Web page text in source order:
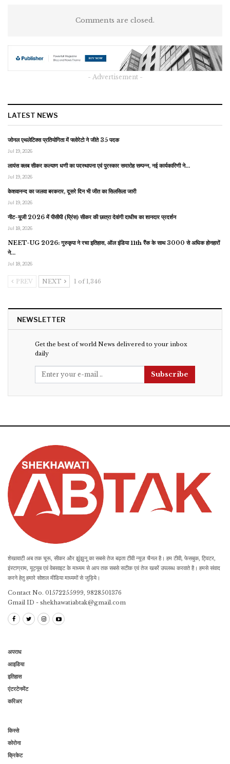
Comments are closed.
- Advertisement -
LATEST NEWS
जोनल एथलेटिक्स प्रतियोगिता में फ्लोरेटो ने जीते 35 पदक
Jul 19, 2026
लायंस क्लब सीकर कल्याण धणी का पदस्थापना एवं पुरस्कार समारोह सम्पन्न, नई कार्यकारिणी ने…
Jul 19, 2026
केशवानन्द का जलवा बरकरार, दूसरे दिन भी जीत का सिलसिला जारी
Jul 19, 2026
नीट-यूजी 2026 में पीसीपी (प्रिंस) सीकर की छात्रा देवांगी दाधीच का शानदार प्रदर्शन
Jul 18, 2026
NEET-UG 2026: गुरुकृपा ने रचा इतिहास, ऑल इंडिया 11th रैंक के साथ 3000 से अधिक होनहारों
ने…
Jul 18, 2026
PREV NEXT 1 of 1,346
NEWSLETTER
Get the best of world News delivered to your inbox
daily
Subscribe
शेखावाटी अब तक चूरू, सीकर और झुंझुनू का सबसे तेज बढ़ता टीवी न्यूज़ चैनल है। हम टीवी, फेसबुक, ट्विटर,
इंस्टाग्राम, यूट्यूब एवं वेबसाइट के माध्यम से आप तक सबसे सटीक एवं तेज खबरें उपलब्ध करवाते है। हमसे संवाद
करने हेतु हमारे सोशल मीडिया माध्यमों से जुड़िये।
Contact No. 01572255999, 9828501376
Gmail ID - shekhawatiabtak@gmail.com
अपराध
आइडिया
इतिहास
एंटरटेनमेंट
करिअर
किस्से
कोरोना
क्रिकेट